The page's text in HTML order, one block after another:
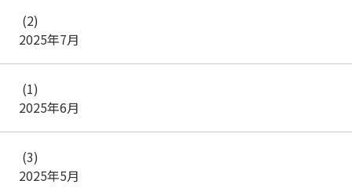
2025年7月
(2)
2025年6月
(1)
2025年5月
(3)